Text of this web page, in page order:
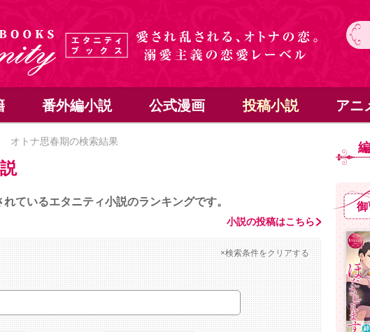
番外編小説 公式漫画 投稿小説 アニ
オトナ思春期の検索結果
ているエタニティ小説のランキングです。
小説の投稿はこちら
×検索条件をクリアする